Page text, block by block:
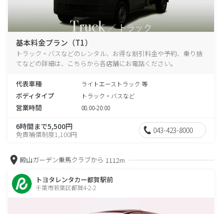
基本料金プラン（T1）
トラック・バスなどのレンタル、お得な割引料金や予約、乗り捨
てなどの詳細は、こちらから各店舗にお電話ください。
代表車種 ライトエーストラック 等
ボディタイプ トラック・バスなど
営業時間 08:00-20:00
6時間まで5,500円
免責補償制度1,100円 043-423-8000
殿山ガーデン乗馬クラブから 1112m
トヨタレンタカー都賀駅前
千葉市若葉区都賀4-2-2